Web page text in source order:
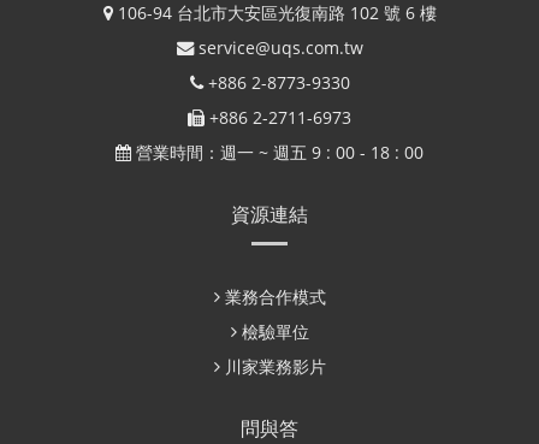
106-94 台北市大安區光復南路 102 號 6 樓
service@uqs.com.tw
+886 2-8773-9330
+886 2-2711-6973
營業時間：週一 ~ 週五 9 : 00 - 18 : 00
資源連結
業務合作模式
檢驗單位
川家業務影片
問與答